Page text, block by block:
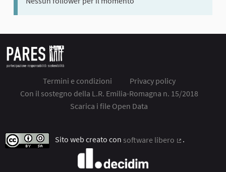
Termini e condizioni
Privacy policy
Con il sostegno della L.R. Emilia-Romagna n. 15/2018
Scarica i file Open Data
Sito web creato con software libero
.